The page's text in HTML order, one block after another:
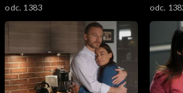
odc. 1383 odc.